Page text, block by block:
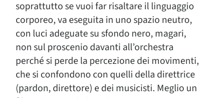
soprattutto se vuoi far risaltare il linguaggio
corporeo, va eseguita in uno spazio neutro,
con luci adeguate su sfondo nero, magari,
non sul proscenio davanti all’orchestra
perché si perde la percezione dei movimenti,
che si confondono con quelli della direttrice
(pardon, direttore) e dei musicisti. Meglio un